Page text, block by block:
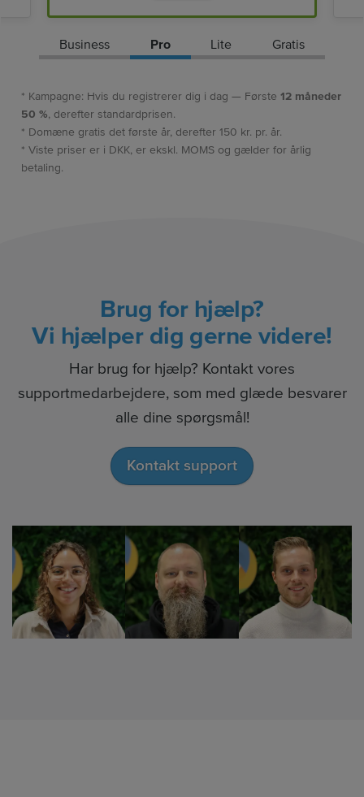
Business Pro Lite Gratis
* Kampagne: Hvis du registrerer dig i dag — Første 12 måneder
50 %, derefter standardprisen.
* Domæne gratis det første år, derefter 150 kr. pr. år.
* Viste priser er i DKK, er ekskl. MOMS og gælder for årlig
betaling.
Brug for hjælp?
Vi hjælper dig gerne videre!
Har brug for hjælp? Kontakt vores
supportmedarbejdere, som med glæde besvarer
alle dine spørgsmål!
Kontakt support